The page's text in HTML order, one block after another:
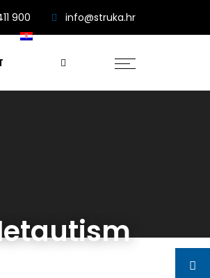
900 info@struka.hr